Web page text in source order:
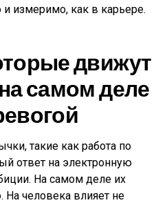
измеримо, как в карьере.
движут
самом деле
такие как работа по
ответ на электронную
На самом деле их
На человека влияет не